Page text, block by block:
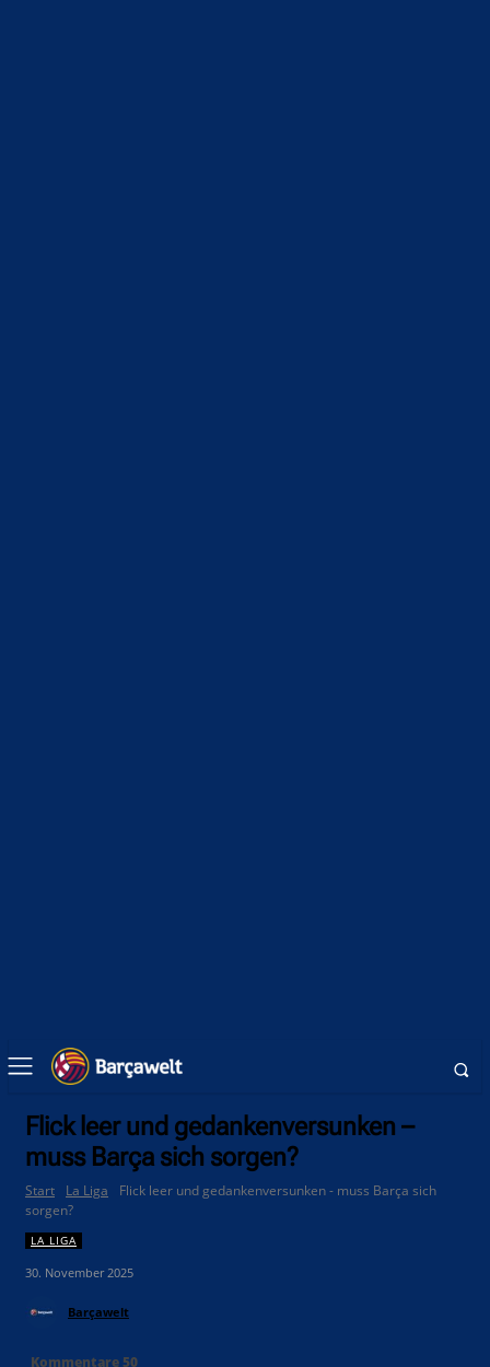
Flick leer und gedankenversunken –
muss Barça sich sorgen?
Start La Liga
Flick leer und gedankenversunken - muss Barça sich
sorgen?
LA LIGA
30. November 2025
Barçawelt
Kommentare50